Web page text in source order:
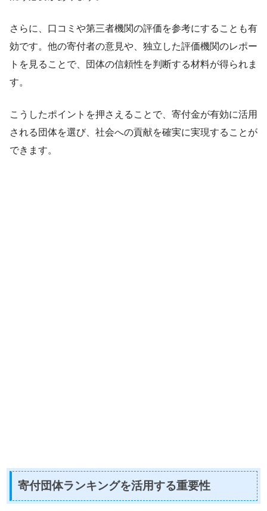
さらに、口コミや第三者機関の評価を参考にすることも有
効です。他の寄付者の意見や、独立した評価機関のレポー
トを見ることで、団体の信頼性を判断する材料が得られま
す。
こうしたポイントを押さえることで、寄付金が有効に活用
される団体を選び、社会への貢献を確実に実現することが
できます。
寄付団体ランキングを活用する重要性